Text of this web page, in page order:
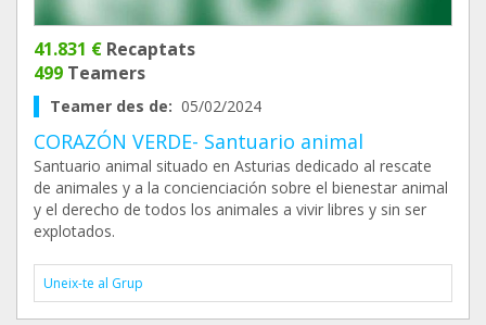
41.831 € Recaptats
499 Teamers
Teamer des de: 05/02/2024
CORAZÓN VERDE- Santuario animal
Santuario animal situado en Asturias dedicado al rescate
de animales y a la concienciación sobre el bienestar animal
y el derecho de todos los animales a vivir libres y sin ser
explotados.
Uneix-te al Grup